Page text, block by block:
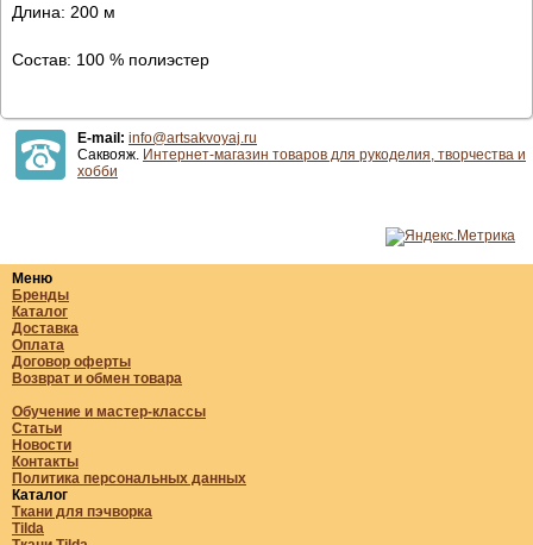
Длина: 200 м
Состав: 100 % полиэстер
E-mail: info@artsakvoyaj.ru
Саквояж. Интернет-магазин товаров для рукоделия, творчества и
хобби
Меню
Бренды
Каталог
Доставка
Оплата
Договор оферты
Возврат и обмен товара
Обучение и мастер-классы
Статьи
Новости
Контакты
Политика персональных данных
Каталог
Ткани для пэчворка
Tilda